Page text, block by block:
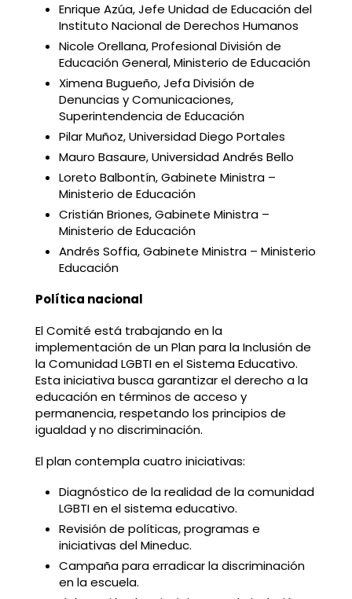
Enrique Azúa, Jefe Unidad de Educación del
Instituto Nacional de Derechos Humanos
Nicole Orellana, Profesional División de
Educación General, Ministerio de Educación
Ximena Bugueño, Jefa División de
Denuncias y Comunicaciones,
Superintendencia de Educación
Pilar Muñoz, Universidad Diego Portales
Mauro Basaure, Universidad Andrés Bello
Loreto Balbontín, Gabinete Ministra –
Ministerio de Educación
Cristián Briones, Gabinete Ministra –
Ministerio de Educación
Andrés Soffia, Gabinete Ministra – Ministerio
Educación
Política nacional
El Comité está trabajando en la
implementación de un Plan para la Inclusión de
la Comunidad LGBTI en el Sistema Educativo.
Esta iniciativa busca garantizar el derecho a la
educación en términos de acceso y
permanencia, respetando los principios de
igualdad y no discriminación.
El plan contempla cuatro iniciativas:
Diagnóstico de la realidad de la comunidad
LGBTI en el sistema educativo.
Revisión de políticas, programas e
iniciativas del Mineduc.
Campaña para erradicar la discriminación
en la escuela.